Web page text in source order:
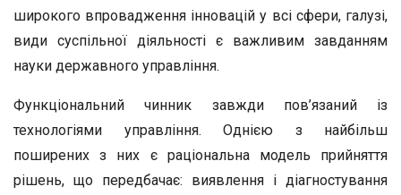
широкого впровадження інновацій у всі сфери, галузі,
види суспільної діяльності є важливим завданням
науки державного управління.
Функціональний чинник завжди пов’язаний із
технологіями управління. Однією з найбільш
поширених з них є раціональна модель прийняття
рішень, що передбачає: виявлення і діагностування